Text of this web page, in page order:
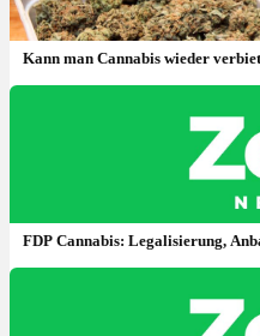
Kann man Cannabis wieder
FDP Cannabis: Legalisierung,